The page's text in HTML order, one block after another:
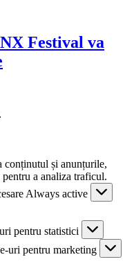
Festival va
conținutul și anunțurile,
a analiza traficul.
Always active
pentru statistici
uri pentru marketing